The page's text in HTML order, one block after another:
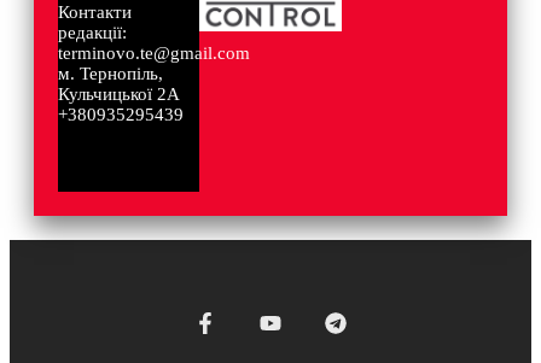
Контакти
редакції:
terminovo.te@gmail.com
м. Тернопіль,
Кульчицької 2А
+380935295439